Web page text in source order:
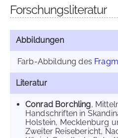
Forschungsliteratur
Abbildungen
Farb-Abbildung des
Literatur
Conrad Borchling,
Handschriften in
Holstein, Mecklenburg
Zweiter Reisebericht,